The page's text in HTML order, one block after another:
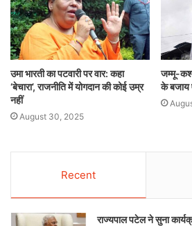
उमा भारती का पटवारी पर वार: कहा
‘बेचारा’, राजनीति में योगदान की कोई उम्र
नहीं
August 30, 2025
जम्मू-
के बजाय
Recent
राज्यपाल पटेल ने सुना